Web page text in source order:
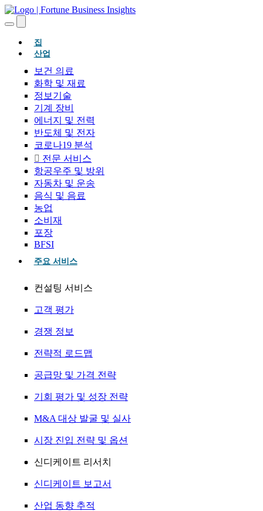
집(현재의)
산업
보건 의료
화학 및 재료
정보기술
기계 장비
에너지 및 전력
반도체 및 전자
코로나19 분석
전문 서비스
항공우주 및 방위
자동차 및 운송
음식 및 음료
농업
소비재
포장
BFSI
주요 서비스
컨설팅 서비스
고객 평가
경쟁 정보
전략적 로드맵
공급망 및 가격 전략
기회 평가 및 성장 전략
M&A 대상 발굴 및 실사
시장 진입 전략 및 옵션
신디케이트 리서치
신디케이트 보고서
산업 동향 추적